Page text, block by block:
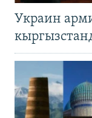
Украин